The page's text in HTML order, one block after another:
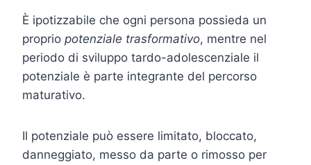
È ipotizzabile che ogni persona possieda un
proprio potenziale trasformativo, mentre nel
periodo di sviluppo tardo-adolescenziale il
potenziale è parte integrante del percorso
maturativo.
Il potenziale può essere limitato, bloccato,
danneggiato, messo da parte o rimosso per